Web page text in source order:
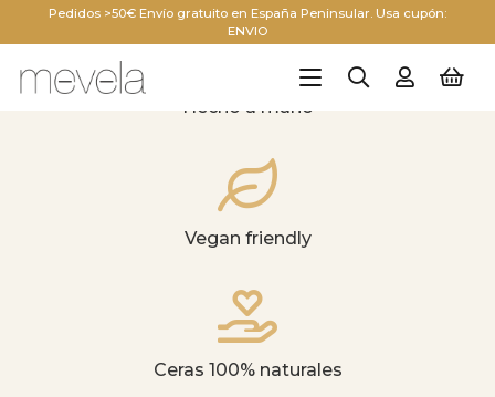
Pedidos >50€ Envío gratuito en España Peninsular. Usa cupón:
ENVIO
Hecho a mano
Vegan friendly
Ceras 100% naturales